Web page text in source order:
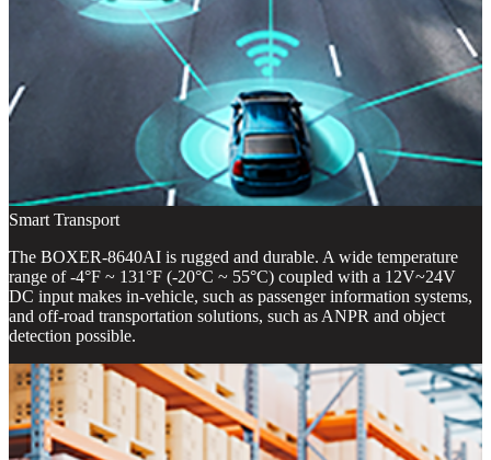
Smart Transport
The BOXER-8640AI is rugged and durable. A wide temperature
range of -4°F ~ 131°F (-20°C ~ 55°C) coupled with a 12V~24V
DC input makes in-vehicle, such as passenger information systems,
and off-road transportation solutions, such as ANPR and object
detection possible.